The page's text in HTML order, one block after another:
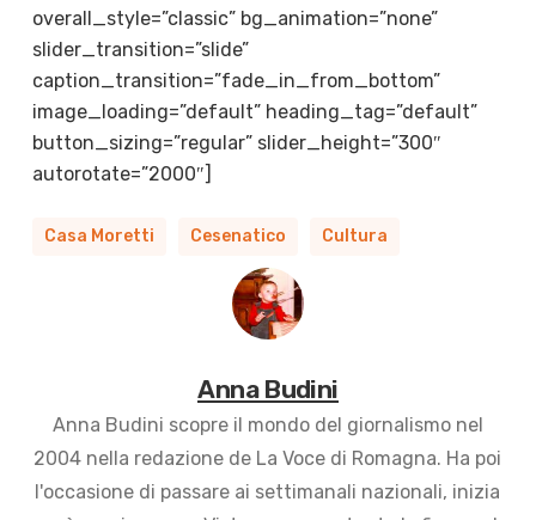
overall_style=”classic” bg_animation=”none”
slider_transition=”slide”
caption_transition=”fade_in_from_bottom”
image_loading=”default” heading_tag=”default”
button_sizing=”regular” slider_height=”300″
autorotate=”2000″]
Casa Moretti Cesenatico Cultura
Anna Budini
Anna Budini scopre il mondo del giornalismo nel
2004 nella redazione de La Voce di Romagna. Ha poi
l'occasione di passare ai settimanali nazionali, inizia